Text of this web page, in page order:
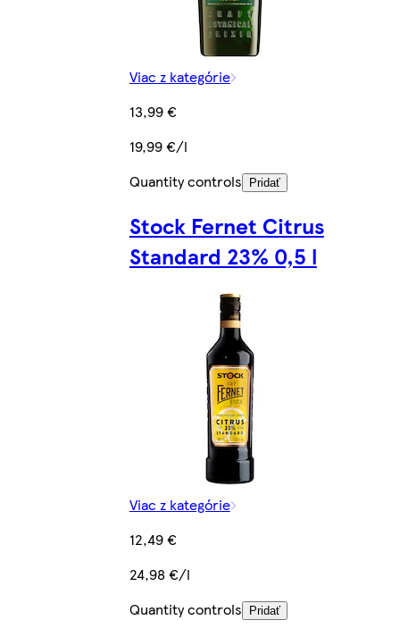
Viac z kategórie
13,99 €
19,99 €/l
Quantity controls
Pridať
Stock Fernet Citrus
Standard 23% 0,5 l
Viac z kategórie
12,49 €
24,98 €/l
Quantity controls
Pridať